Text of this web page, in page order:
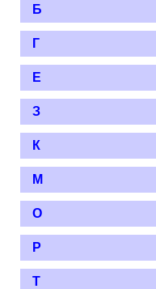
Б
Г
Е
З
К
М
О
Р
Т